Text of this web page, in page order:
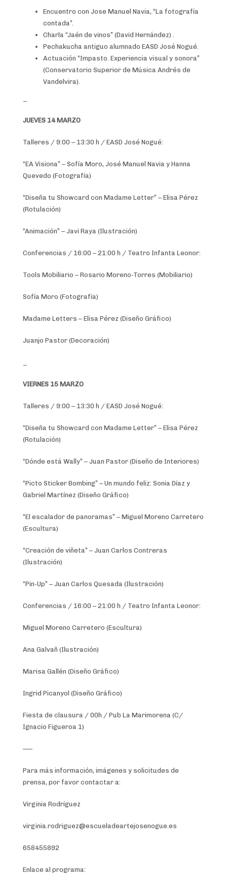
Encuentro con Jose Manuel Navia, “La fotografía
contada”.
Charla “Jaén de vinos” (David Hernández) .
Pechakucha antiguo alumnado EASD José Nogué.
Actuación “Impasto. Experiencia visual y sonora”
(Conservatorio Superior de Música Andrés de
Vandelvira).
JUEVES 14 MARZO
Talleres / 9:00 – 13:30 h / EASD José Nogué:
“EA Visiona” – Sofía Moro, José Manuel Navia y Hanna
Quevedo (Fotografía)
“Diseña tu Showcard con Madame Letter” – Elisa Pérez
(Rotulación)
“Animación” – Javi Raya (Ilustración)
Conferencias / 16:00 – 21:00 h / Teatro Infanta Leonor:
Tools Mobiliario – Rosario Moreno-Torres (Mobiliario)
Sofía Moro (Fotografía)
Madame Letters – Elisa Pérez (Diseño Gráfico)
Juanjo Pastor (Decoración)
VIERNES 15 MARZO
Talleres / 9:00 – 13:30 h / EASD José Nogué:
“Diseña tu Showcard con Madame Letter” – Elisa Pérez
(Rotulación)
“Dónde está Wally” – Juan Pastor (Diseño de Interiores)
“Picto Sticker Bombing” – Un mundo feliz: Sonia Díaz y
Gabriel Martínez (Diseño Gráfico)
“El escalador de panoramas” – Miguel Moreno Carretero
(Escultura)
“Creación de viñeta” – Juan Carlos Contreras
(Ilustración)
“Pin-Up” – Juan Carlos Quesada (Ilustración)
Conferencias / 16:00 – 21:00 h / Teatro Infanta Leonor:
Miguel Moreno Carretero (Escultura)
Ana Galvañ (Ilustración)
Marisa Gallén (Diseño Gráfico)
Ingrid Picanyol (Diseño Gráfico)
Fiesta de clausura / 00h / Pub La Marimorena (C/
Ignacio Figueroa 1)
—–
Para más información, imágenes y solicitudes de
prensa, por favor contactar a:
Virginia Rodríguez
virginia.rodriguez@escueladeartejosenogue.es
658455892
Enlace al programa: